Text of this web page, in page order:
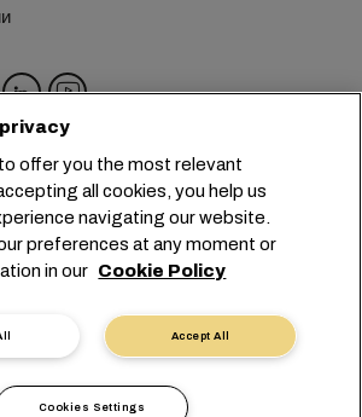
+41 227038888
info@msc.com
12, 1208 Geneva
Switzerland
файлов cookie
данных
пользования
и условия перевозчика
ЕС
Кодекс поведения
privacy
offer you the most relevant
all cookies, you help us
navigating our website.
preferences at any moment or
in our Cookie Policy
Accept All
Cookies Settings